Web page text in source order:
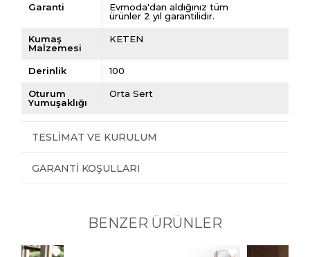
Garanti
Evmoda'dan aldığınız tüm
ürünler 2 yıl garantilidir.
Kumaş
Malzemesi
KETEN
Derinlik 100
Oturum
Yumuşaklığı
Orta Sert
TESLIMAT VE KURULUM
GARANTI KOŞULLARI
BENZER ÜRÜNLER